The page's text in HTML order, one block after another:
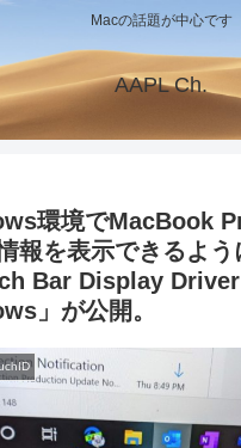
Macの話題が中心です
AAPL Ch.
環境でMacBook
報を表示できるよう
Bar Display
」が公開。